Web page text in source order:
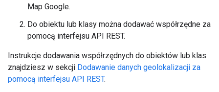
Map Google.
Do obiektu lub klasy można dodawać współrzędne za
pomocą interfejsu API REST.
Instrukcje dodawania współrzędnych do obiektów lub klas
znajdziesz w sekcji Dodawanie danych geolokalizacji za
pomocą interfejsu API REST.